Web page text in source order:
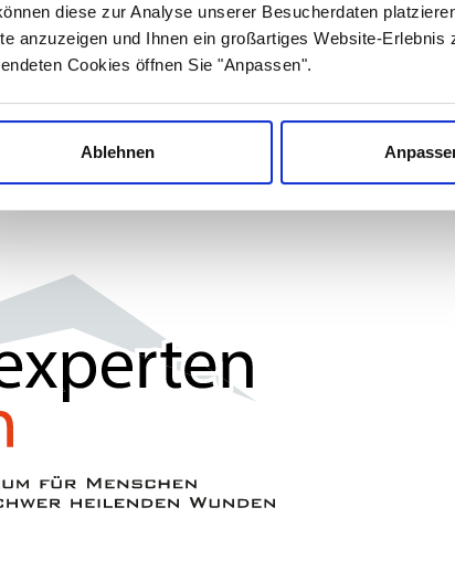
diese zur Analyse unserer Besucherdaten
anzuzeigen und Ihnen ein großartiges Website-
Cookies öffnen Sie "Anpassen".
Ablehnen
beratend zur Seite. Falls ein dritter
Pflegedienst) notwendig ist,
die Organisation und Schulung.